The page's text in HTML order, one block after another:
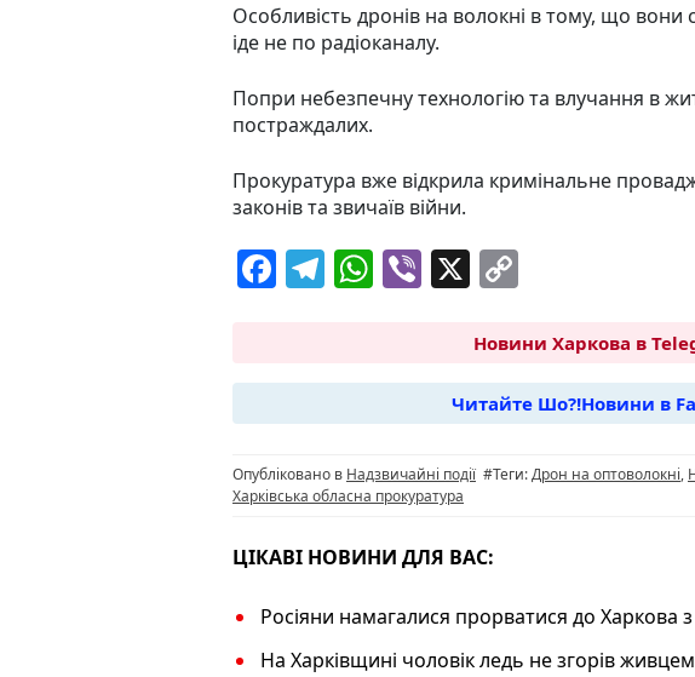
Особливість дронів на волокні в тому, що вони
іде не по радіоканалу.
Попри небезпечну технологію та влучання в
постраждалих.
Прокуратура вже відкрила кримінальне
законів та звичаїв війни.
F
e
b
o
o
k
T
g
ra
m
W
s
A
p
p
Vi X
p
y
Li
n
Новини Харкова в
Читайте Шо?!Новини в
Опубліковано в Надзвичайні події #Теги:Дрон на оптоволокні,
Харківська обласна прокуратура
ЦІКАВІ НОВИНИ ДЛЯ ВАС:
Росіяни намагалися прорватися до Харкова з
На Харківщині чоловік ледь не згорів